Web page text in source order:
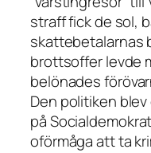
straff fick de sol,
skattebetalarnas
brottsoffer levde
belönades
Den politiken
på
oförmåga att ta